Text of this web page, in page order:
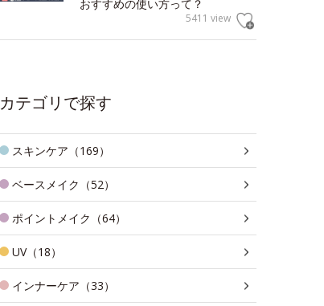
おすすめの使い方って？
5411 view
カテゴリで探す
スキンケア（169）
ベースメイク（52）
ポイントメイク（64）
UV（18）
インナーケア（33）